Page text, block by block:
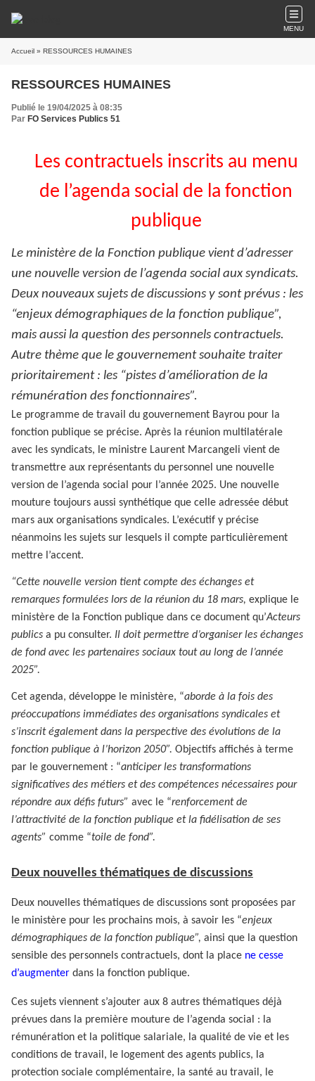
MENU
Accueil » RESSOURCES HUMAINES
RESSOURCES HUMAINES
Publié le 19/04/2025 à 08:35
Par FO Services Publics 51
Les contractuels inscrits au menu
de l’agenda social de la fonction
publique
Le ministère de la Fonction publique vient d’adresser
une nouvelle version de l’agenda social aux syndicats.
Deux nouveaux sujets de discussions y sont prévus : les
“enjeux démographiques de la fonction publique”,
mais aussi la question des personnels contractuels.
Autre thème que le gouvernement souhaite traiter
prioritairement : les “pistes d’amélioration de la
rémunération des fonctionnaires”.
Le programme de travail du gouvernement Bayrou pour la
fonction publique se précise. Après la réunion multilatérale
avec les syndicats, le ministre Laurent Marcangeli vient de
transmettre aux représentants du personnel une nouvelle
version de l’agenda social pour l’année 2025. Une nouvelle
mouture toujours aussi synthétique que celle adressée début
mars aux organisations syndicales. L’exécutif y précise
néanmoins les sujets sur lesquels il compte particulièrement
mettre l’accent.
“Cette nouvelle version tient compte des échanges et
remarques formulées lors de la réunion du 18 mars, explique le
ministère de la Fonction publique dans ce document qu’Acteurs
publics a pu consulter. Il doit permettre d’organiser les échanges
de fond avec les partenaires sociaux tout au long de l’année
2025”.
Cet agenda, développe le ministère, “aborde à la fois des
préoccupations immédiates des organisations syndicales et
s’inscrit également dans la perspective des évolutions de la
fonction publique à l’horizon 2050”. Objectifs affichés à terme
par le gouvernement : “anticiper les transformations
significatives des métiers et des compétences nécessaires pour
répondre aux défis futurs” avec le “renforcement de
l’attractivité de la fonction publique et la fidélisation de ses
agents” comme “toile de fond”.
Deux nouvelles thématiques de discussions
Deux nouvelles thématiques de discussions sont proposées par
le ministère pour les prochains mois, à savoir les “enjeux
démographiques de la fonction publique”, ainsi que la question
sensible des personnels contractuels, dont la place ne cesse
d’augmenter dans la fonction publique.
Ces sujets viennent s’ajouter aux 8 autres thématiques déjà
prévues dans la première mouture de l’agenda social­ : la
rémunération et la politique salariale, la qualité de vie et les
conditions de travail, le logement des agents publics, la
protection sociale complémentaire, la santé au travail, le